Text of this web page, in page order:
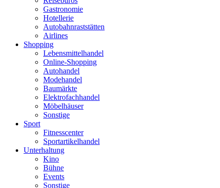
Gastronomie
Hotellerie
Autobahnraststätten
Airlines
Shopping
Lebensmittelhandel
Online-Shopping
Autohandel
Modehandel
Baumärkte
Elektrofachhandel
Möbelhäuser
Sonstige
Sport
Fitnesscenter
Sportartikelhandel
Unterhaltung
Kino
Bühne
Events
Sonstige